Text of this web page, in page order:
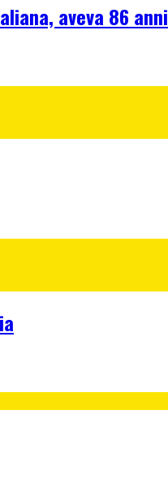
aveva 86 anni